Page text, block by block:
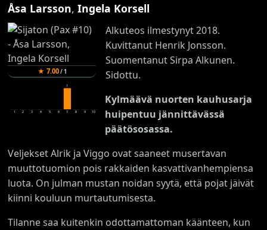
Åsa Larsson,Ingela Korsell
★ 7.00/1
1 2 3 4 5 6
1
7 8 9 10
Alkuteos ilmestynyt 2018.
Kuvittanut Henrik Jonsson.
Suomentanut Sirpa Alkunen.
Sidottu.
Kylmäävä nuorten kauhusarja
huipentuu jännittävässä
päätösosassa.
Veljekset Alrik ja Viggo ovat saaneet musertavan
muuttotuomion pois rakkaiden kasvattivanhempiensa
luota. On julman mustan noidan syytä, että pojat jäivät
kiinni kouluun murtautumisesta.
Tilanne saa kuitenkin odottamattoman käänteen, kun